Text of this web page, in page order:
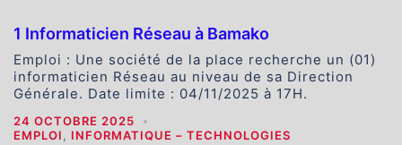
1 Informaticien Réseau à Bamako
Emploi : Une société de la place recherche un (01)
informaticien Réseau au niveau de sa Direction
Générale. Date limite : 04/11/2025 à 17H.
24 OCTOBRE 2025
EMPLOI , INFORMATIQUE – TECHNOLOGIES